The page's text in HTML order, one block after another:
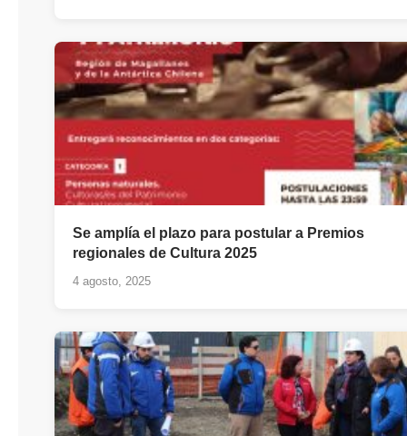
Se amplía el plazo para postular a Premios
regionales de Cultura 2025
4 agosto, 2025